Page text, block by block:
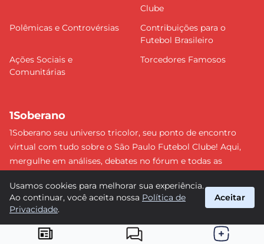
Clube
Polêmicas e Controvérsias
Contribuições para o
Futebol Brasileiro
Ações Sociais e
Comunitárias
Torcedores Famosos
1Soberano
1Soberano seu universo tricolor, seu ponto de encontro
virtual com tudo sobre o São Paulo Futebol Clube! Aqui,
mergulhe em análises, debates no fórum e todas as
detalhe e faça parte dessa comunidade apaixonada pelo
tricolor paulista. #SPFC #SãoPaulo #1Soberano
Usamos cookies para melhorar sua experiência.
Ao continuar, você aceita nossa Política de
Privacidade.
Aceitar